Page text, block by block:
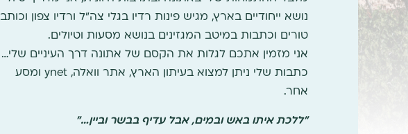
נושא ייחודיים בארץ, מגיש פינות רדיו בגלי צה"ל ורדיו צפון וכותב
טורים וכתבות במיטב המגזינים בנושא מסעות וטיולים.
אני מזמין אתכם לגלות את הקסם של אתונה דרך העיניים שלי…
כתבות שלי ניתן למצוא בעיתון הארץ, אתר וואלה, ynet ומסע
אחר.
"ללכת איתו באש ובמים, אבל עדיף בבשר וביין…"